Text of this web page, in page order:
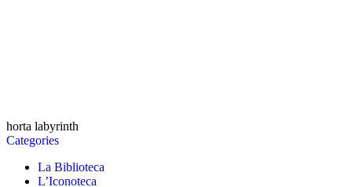
horta labyrinth
Categories
La Biblioteca
L’Iconoteca